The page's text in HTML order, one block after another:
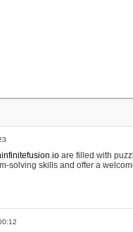
are filled with
solving skills and offer a